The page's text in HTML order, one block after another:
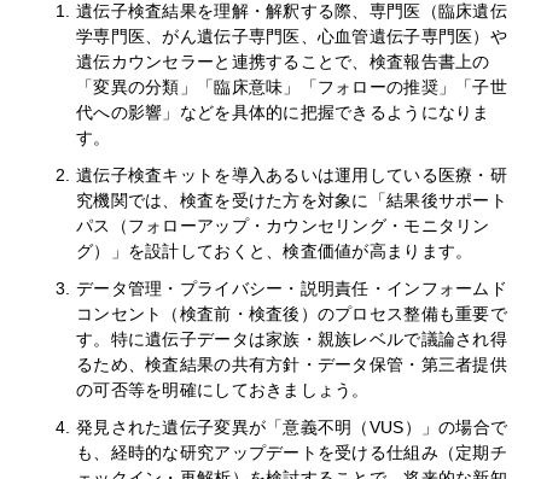
遺伝子検査結果を理解・解釈する際、専門医（臨床遺伝
学専門医、がん遺伝子専門医、心血管遺伝子専門医）や
遺伝カウンセラーと連携することで、検査報告書上の
「変異の分類」「臨床意味」「フォローの推奨」「子世
代への影響」などを具体的に把握できるようになりま
す。
遺伝子検査キットを導入あるいは運用している医療・研
究機関では、検査を受けた方を対象に「結果後サポート
パス（フォローアップ・カウンセリング・モニタリン
グ）」を設計しておくと、検査価値が高まります。
データ管理・プライバシー・説明責任・インフォームド
コンセント（検査前・検査後）のプロセス整備も重要で
す。特に遺伝子データは家族・親族レベルで議論され得
るため、検査結果の共有方針・データ保管・第三者提供
の可否等を明確にしておきましょう。
発見された遺伝子変異が「意義不明（VUS）」の場合で
も、経時的な研究アップデートを受ける仕組み（定期チ